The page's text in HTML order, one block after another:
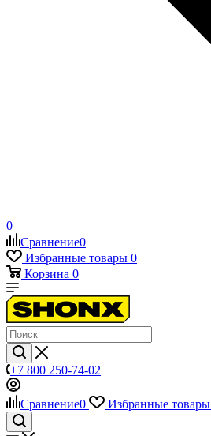
0
Сравнение0
Избранные товары 0
Корзина 0
+7 800 250-74-02
Сравнение0 Избранные товары